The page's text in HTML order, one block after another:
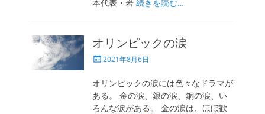
本代表・岩 続きを読む…
オリンピックの涙
投
日
2021年8月6日
オリンピックの涙には色々なドラマが
ある。 金の涙、銀の涙、銅の涙、い
ろんな涙がある。 金の涙は、ほぼ歓